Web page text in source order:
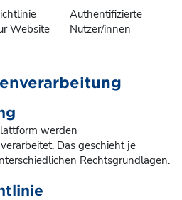
Website
Authentifizierte
Nutzer/innen
werden
Das geschieht je
Rechtsgrundlagen.